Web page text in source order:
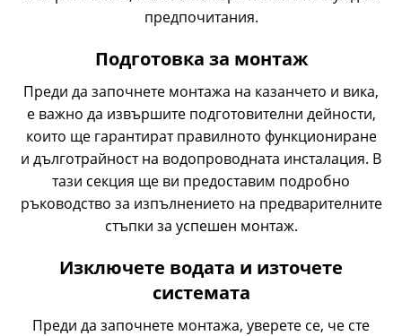
предпочитания.
Подготовка за монтаж
Преди да започнете монтажа на казанчето и вика,
е важно да извършите подготовителни дейности,
които ще гарантират правилното функциониране
и дълготрайност на водопроводната инсталация. В
тази секция ще ви предоставим подробно
ръководство за изпълнението на предварителните
стъпки за успешен монтаж.
Изключете водата и източете
системата
Преди да започнете монтажа, уверете се, че сте